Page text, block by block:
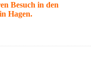
Besuch in den
Hagen.